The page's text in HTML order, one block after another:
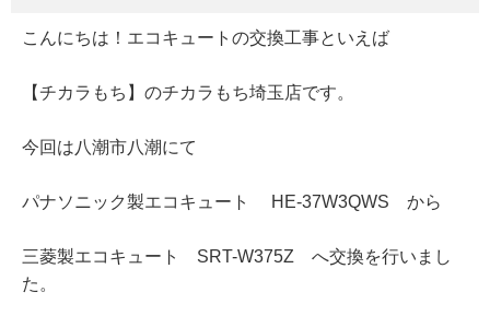
こんにちは！エコキュートの交換工事といえば
【チカラもち】のチカラもち埼玉店です。
今回は八潮市八潮にて
パナソニック製エコキュート HE-37W3QWS から
三菱製エコキュート SRT-W375Z へ交換を行いまし
た。